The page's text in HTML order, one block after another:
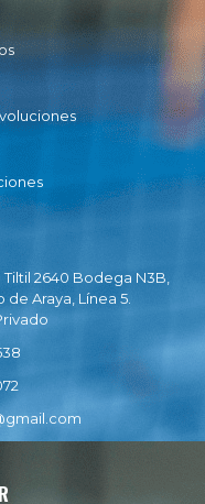
2640 Bodega N3B,
Araya, Línea 5.